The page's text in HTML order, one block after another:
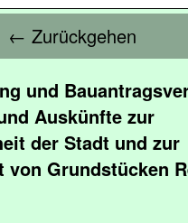
← Zurückgehen
und
Auskünfte zur
der Stadt und zur
von Grundstücken